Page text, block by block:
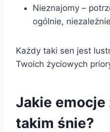
Nieznajomy –
ogólnie,
Każdy taki sen jest
Twoich życiowych
Jakie emocje
takim śnie?